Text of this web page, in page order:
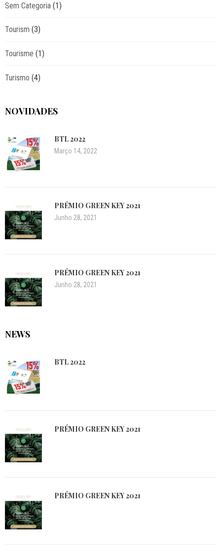
Sem Categoria (1)
Tourism (3)
Tourisme (1)
Turismo (4)
NOVIDADES
BTL 2022
Março 14, 2022
PRÉMIO GREEN KEY 2021
Junho 28, 2021
PRÉMIO GREEN KEY 2021
Junho 28, 2021
NEWS
BTL 2022
PRÉMIO GREEN KEY 2021
PRÉMIO GREEN KEY 2021